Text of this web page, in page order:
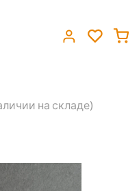
на складе)